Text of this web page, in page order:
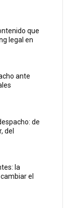
que
legal en
ante
de
del
la
el